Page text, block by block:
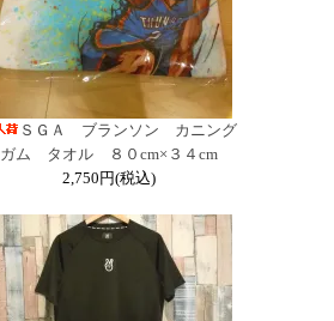
ＳＧＡ ブランソン カニング
ガム タオル ８０cm×３４cm
2,750円(税込)